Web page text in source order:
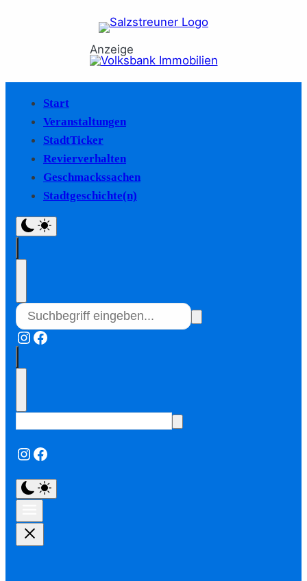
Anzeige
Start
Veranstaltungen
StadtTicker
Revierverhalten
Geschmackssachen
Stadtgeschichte(n)
Instagram
Facebook
Instagram
Facebook